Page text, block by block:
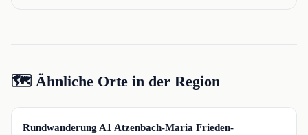
🗺️ Ähnliche Orte in der Region
📍
Rundwanderung A1 Atzenbach-Maria Frieden-